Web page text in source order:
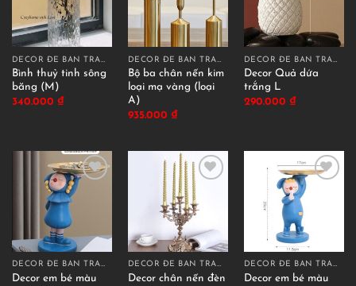
DECOR ĐỂ BÀN TRANG TRÍ
Bình thuỷ tinh sông
băng (M)
340.000 ₫
DECOR ĐỂ BÀN TRANG TRÍ
Bộ ba chân nến kim
loại mạ vàng (loại
A)
935.000 ₫
DECOR ĐỂ BÀN TRANG TRÍ
Decor Quả dứa
trắng L
290.000 ₫
DECOR ĐỂ BÀN TRANG TRÍ
Decor em bé màu
DECOR ĐỂ BÀN TRANG TRÍ
Decor chân nến đèn
DECOR ĐỂ BÀN TRANG TRÍ
Decor em bé màu